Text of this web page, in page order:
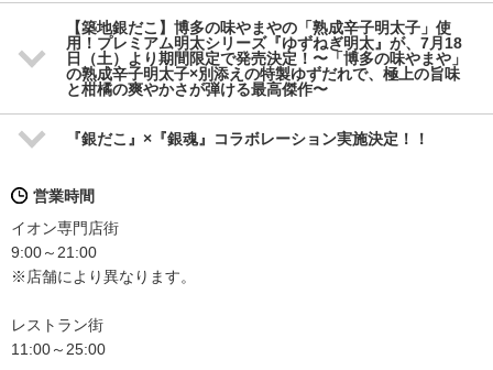
【築地銀だこ】博多の味やまやの「熟成辛子明太子」使
用！プレミアム明太シリーズ『ゆずねぎ明太』が、7月18
日（土）より期間限定で発売決定！〜「博多の味やまや」
の熟成辛子明太子×別添えの特製ゆずだれで、極上の旨味
と柑橘の爽やかさが弾ける最高傑作〜
『銀だこ』×『銀魂』コラボレーション実施決定！！
営業時間
イオン専門店街
9:00～21:00
※店舗により異なります。
レストラン街
11:00～25:00